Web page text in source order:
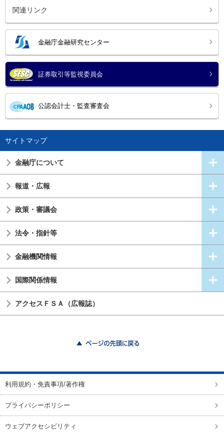
関連リンク
金融庁金融研究センター
証券取引等監視委員会
公認会計士・監査審査会
サイトマップ
金融庁について
報道・広報
政策・審議会
法令・指針等
金融機関情報
国際関係情報
アクセスＦＳＡ（広報誌）
利用規約・免責事項/著作権
プライバシーポリシー
ウェブアクセシビリティ